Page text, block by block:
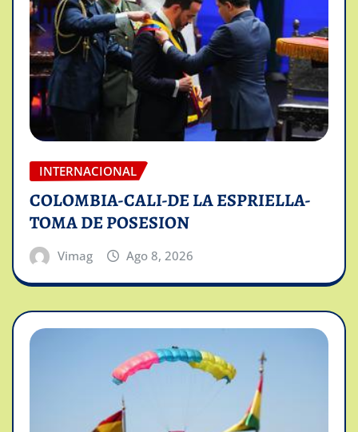
INTERNACIONAL
COLOMBIA-CALI-DE LA ESPRIELLA-
TOMA DE POSESION
Vimag Ago 8, 2026